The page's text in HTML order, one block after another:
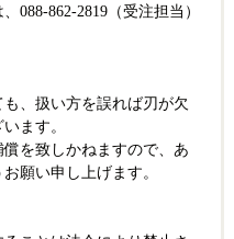
088-862-2819（受注担当）
、扱い方を誤れば刃が欠
ます。
を致しかねますので、あ
願い申し上げます。